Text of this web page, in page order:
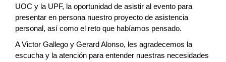
UOC y la UPF, la oportunidad de asistir al evento para
presentar en persona nuestro proyecto de asistencia
personal, así como el reto que habíamos pensado.
A Victor Gallego y Gerard Alonso, les agradecemos la
escucha y la atención para entender nuestras necesidades